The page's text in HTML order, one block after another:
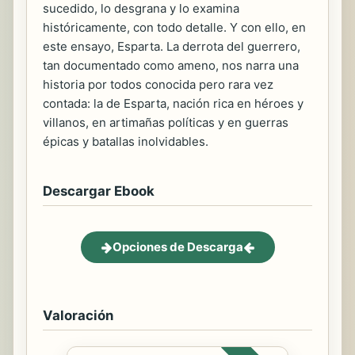
sucedido, lo desgrana y lo examina
históricamente, con todo detalle. Y con ello, en
este ensayo, Esparta. La derrota del guerrero,
tan documentado como ameno, nos narra una
historia por todos conocida pero rara vez
contada: la de Esparta, nación rica en héroes y
villanos, en artimañas políticas y en guerras
épicas y batallas inolvidables.
Descargar Ebook
Opciones de Descarga
Valoración